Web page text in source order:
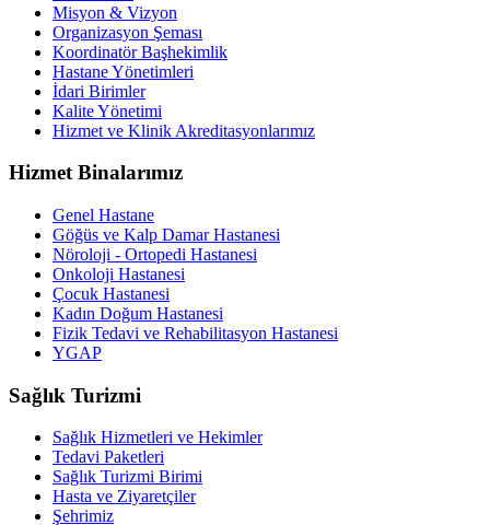
Misyon & Vizyon
Organizasyon Şeması
Koordinatör Başhekimlik
Hastane Yönetimleri
İdari Birimler
Kalite Yönetimi
Hizmet ve Klinik Akreditasyonlarımız
Hizmet Binalarımız
Genel Hastane
Göğüs ve Kalp Damar Hastanesi
Nöroloji - Ortopedi Hastanesi
Onkoloji Hastanesi
Çocuk Hastanesi
Kadın Doğum Hastanesi
Fizik Tedavi ve Rehabilitasyon Hastanesi
YGAP
Sağlık Turizmi
Sağlık Hizmetleri ve Hekimler
Tedavi Paketleri
Sağlık Turizmi Birimi
Hasta ve Ziyaretçiler
Şehrimiz